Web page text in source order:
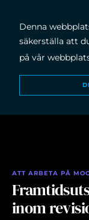
Denna
säkerställa att
på vår
ATT ARBETA PÅ
inom